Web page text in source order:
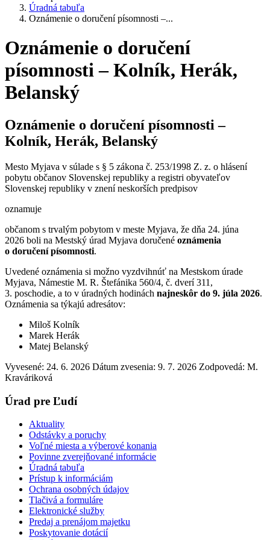
Úradná tabuľa
Oznámenie o doručení písomnosti –...
Oznámenie o doručení
písomnosti – Kolník, Herák,
Belanský
Oznámenie o doručení písomnosti –
Kolník, Herák, Belanský
Mesto Myjava v súlade s § 5 zákona č. 253/1998 Z. z. o hlásení
pobytu občanov Slovenskej republiky a registri obyvateľov
Slovenskej republiky v znení neskorších predpisov
oznamuje
občanom s trvalým pobytom v meste Myjava, že dňa 24. júna
2026 boli na Mestský úrad Myjava doručené oznámenia
o doručení písomnosti.
Uvedené oznámenia si možno vyzdvihnúť na Mestskom úrade
Myjava, Námestie M. R. Štefánika 560/4, č. dverí 311,
3. poschodie, a to v úradných hodinách najneskôr do 9. júla 2026.
Oznámenia sa týkajú adresátov:
Miloš Kolník
Marek Herák
Matej Belanský
Vyvesené: 24. 6. 2026 Dátum zvesenia: 9. 7. 2026 Zodpovedá: M.
Kraváriková
Úrad pre Ľudí
Aktuality
Odstávky a poruchy
Voľné miesta a výberové konania
Povinne zverejňované informácie
Úradná tabuľa
Prístup k informáciám
Ochrana osobných údajov
Tlačivá a formuláre
Elektronické služby
Predaj a prenájom majetku
Poskytovanie dotácií